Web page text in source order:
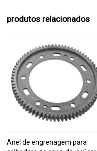
produtos relacionados
Anel de engrenagem para